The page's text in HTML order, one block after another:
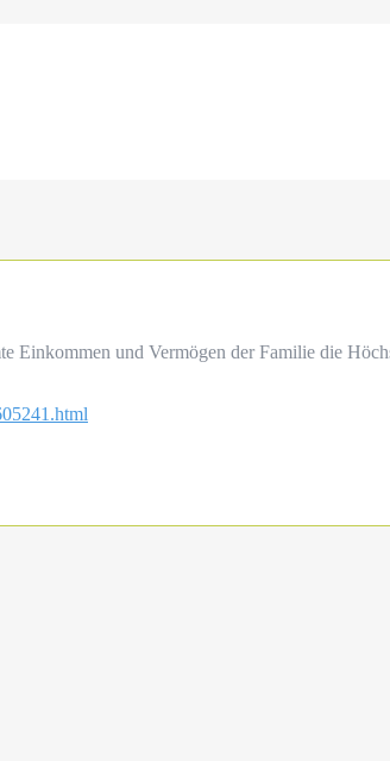
Einkommen und Vermögen der Familie die